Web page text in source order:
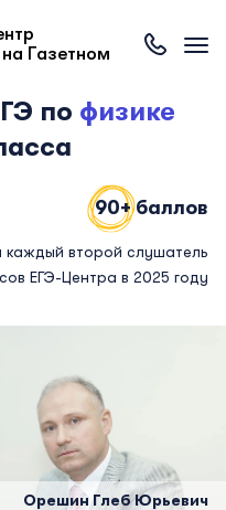
Газетном
по физике
90+ баллов
каждый второй слушатель
ЕГЭ-Центра в 2025 году
Орешин Глеб Юрьевич